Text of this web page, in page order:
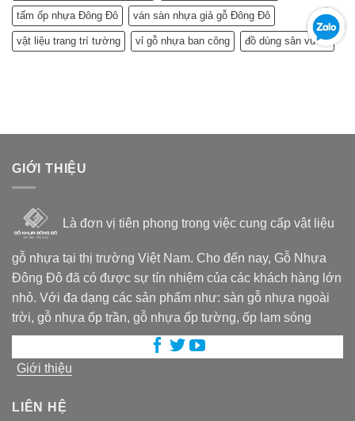
tấm ốp nhựa Đông Đô ván sàn nhựa giả gỗ Đông Đô
vật liệu trang trí tường vỉ gỗ nhựa ban công đồ dùng sân vườn
GIỚI THIỆU
Là đơn vị tiên phong trong việc cung cấp vật liệu
gỗ nhựa tại thị trường Việt Nam. Cho đến nay, Gỗ Nhựa
Đông Đô đã có được sự tín nhiệm của các khách hàng lớn
nhỏ. Với đa dạng các sản phẩm như: sàn gỗ nhựa ngoài
trời, gỗ nhựa ốp trần, gỗ nhựa ốp tường, ốp lam sóng
Giới thiệu
LIÊN HỆ